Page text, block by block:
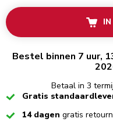
Bestel binnen 7 uur,
Betaal in 3
Checked
Gratis
Checked14 dagen gratis